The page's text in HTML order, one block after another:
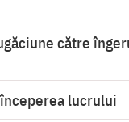
către
lucrului